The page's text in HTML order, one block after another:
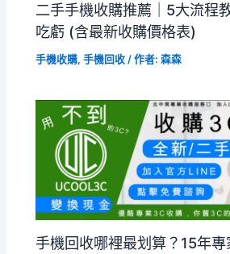
二手手機收購推薦｜5大流程
吃虧 (含最新收購價格表)
手機收購,手機回收 / 作者:森森
手機回收哪裡最划算？15年專